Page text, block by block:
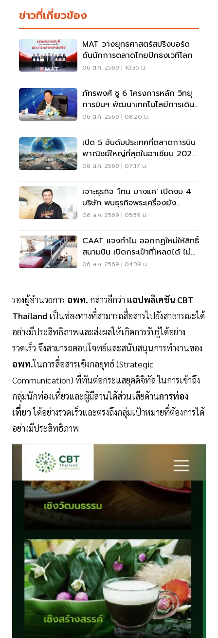
ข่าวที่เกี่ยวข้อง
MAT วางยุทธศาสตร์สปริงบอร์ด
ดันนักการตลาดไทยปักธงเวทีโลก
06 ส.ค. 2569 | 10:35 น.
ภัทรพงศ์ ชู 6 โครงการหลัก วิทยุ
การบินฯ พัฒนาเทคโนโลยีการเดิน
อากาศ การบินยุคใหม่
06 ส.ค. 2569 | 08:20 น.
เปิด 5 อันดับประเทศที่ตลาดการบิน
พาณิชย์ใหญ่ที่สุดในอาเซียน 2026
เวียดนามแซงไทยแล้ว
06 ส.ค. 2569 | 07:17 น.
เจาะธุรกิจ 'โทน บางแค' เปิดงบ 4
บริษัท พบธุรกิจพระเครื่องยัง
ขาดทุน
06 ส.ค. 2569 | 05:59 น.
CAAT แจงทำไม ออกกฏใหม่ให้สิทธิ์
สนามบิน เปิดกระเป๋าที่โหลดได้ ไม่
ต้องเรียกเจ้าของ
06 ส.ค. 2569 | 04:39 น.
รองผู้อำนวยการ อพท. กล่าวอีกว่า แอปพลิเคชัน CBT
Thailand เป็นช่องทางที่สามารถสื่อสารไปยังสาธารณะได้
อย่างมีประสิทธิภาพและส่งผลให้เกิดการรับรู้ได้อย่าง
รวดเร็ว จึงสามารถตอบโจทย์และสนับสนุนการทำงานของ
อพท.ในการสื่อสารเชิงกลยุทธ์ (Strategic
Communication) ที่ทันต่อกระแสยุคดิจิทัล ในการเข้าถึง
กลุ่มนักท่องเที่ยวและผู้มีส่วนได้ส่วนเสียด้านการท่อง
เที่ยวได้อย่างรวดเร็วและตรงถึงกลุ่มเป้าหมายที่ต้องการได้
อย่างมีประสิทธิภาพ